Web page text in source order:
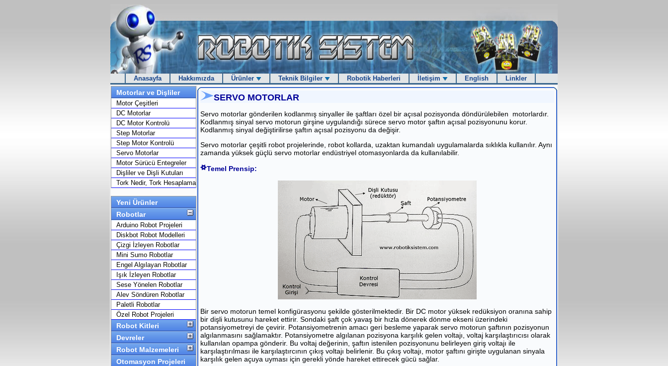
Anasayfa Hakkımızda Ürünler Teknik Bilgiler Robotik Haberleri İletişim English Linkler
Motorlar ve Dişliler
Motor Çeşitleri
DC Motorlar
DC Motor Kontrolü
Step Motorlar
Step Motor Kontrolü
Servo Motorlar
Motor Sürücü Entegreler
Dişliler ve Dişli Kutuları
Tork Nedir, Tork Hesaplama
Yeni Ürünler
Robotlar
Arduino Robot Projeleri
Diskbot Robot Modelleri
Çizgi İzleyen Robotlar
Mini Sumo Robotlar
Engel Algılayan Robotlar
Işık İzleyen Robotlar
Sese Yönelen Robotlar
Alev Söndüren Robotlar
Paletli Robotlar
Özel Robot Projeleri
Robot Kitleri
Devreler
Robot Malzemeleri
Otomasyon Projeleri
SERVO MOTORLAR
Servo motorlar gönderilen kodlanmış sinyaller ile şaftları özel bir açısal pozisyonda döndürülebilen motorlardır.
Kodlanmış sinyal servo motorun girşine uygulandığı sürece servo motor şaftın açısal pozisyonunu korur.
Kodlanmış sinyal değiştirilirse şaftın açısal pozisyonu da değişir.
Servo motorlar çeşitli robot projelerinde, robot kollarda, uzaktan kumandalı uygulamalarda sıklıkla kullanılır. Aynı
zamanda yüksek güçlü servo motorlar endüstriyel otomasyonlarda da kullanılabilir.
Temel Prensip:
Bir servo motorun temel konfigürasyonu şekilde gösterilmektedir. Bir DC motor yüksek redüksiyon oranına sahip
bir dişli kutusunu hareket ettirir. Sondaki şaft çok yavaş bir hızla dönerek dönme ekseni üzerindeki
potansiyometreyi de çevirir. Potansiyometrenin amacı geri besleme yaparak servo motorun şaftının pozisyonun
algılanmasını sağlamaktır. Potansiyometre algılanan pozisyona karşılık gelen voltajı, voltaj karşılaştırıcısı olarak
kullanılan opampa gönderir. Bu voltaj değerinin, şaftın istenilen pozisyonunu belirleyen giriş voltajı ile
karşılaştırılması ile karşılaştırcının çıkış voltajı belirlenir. Bu çıkış voltajı, motor şaftını girişte uygulanan sinyala
karşılık gelen açuya uyması için gerekli yönde hareket ettirecek gücü sağlar.